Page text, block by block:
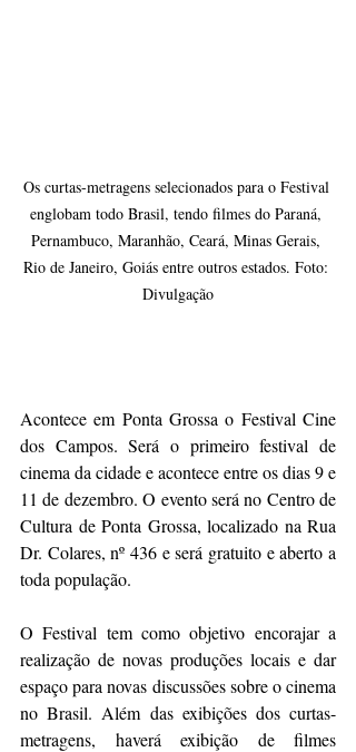
Os curtas-metragens selecionados para o Festival
englobam todo Brasil, tendo filmes do Paraná,
Pernambuco, Maranhão, Ceará, Minas Gerais,
Rio de Janeiro, Goiás entre outros estados. Foto:
Divulgação
Acontece em Ponta Grossa o Festival Cine
dos Campos. Será o primeiro festival de
cinema da cidade e acontece entre os dias 9 e
11 de dezembro. O evento será no Centro de
Cultura de Ponta Grossa, localizado na Rua
Dr. Colares, nº 436 e será gratuito e aberto a
toda população.
O Festival tem como objetivo encorajar a
realização de novas produções locais e dar
espaço para novas discussões sobre o cinema
no Brasil. Além das exibições dos curtas-
metragens, haverá exibição de filmes